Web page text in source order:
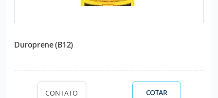
Duroprene (B12)
CONTATO COTAR